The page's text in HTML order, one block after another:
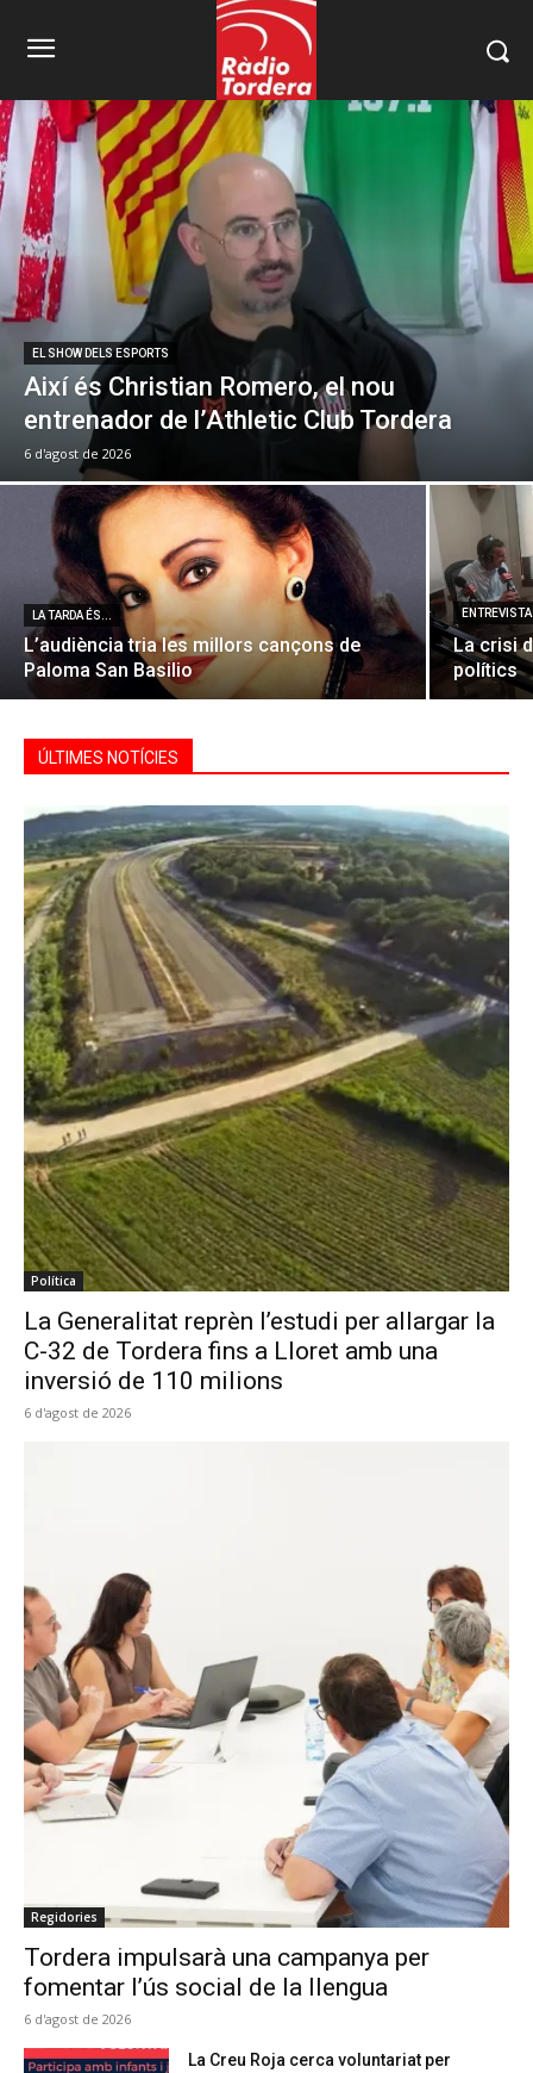
EL SHOW DELS ESPORTS
Així és Christian Romero, el nou
entrenador de l’Athletic Club Tordera
6 d'agost de 2026
LA TARDA ÉS...
L’audiència tria les millors cançons de
Paloma San Basilio
La crisi
polítics
ÚLTIMES NOTÍCIES
Política
La Generalitat reprèn l’estudi per allargar la
C-32 de Tordera fins a Lloret amb una
inversió de 110 milions
6 d'agost de 2026
Regidories
Tordera impulsarà una campanya per
fomentar l’ús social de la llengua
6 d'agost de 2026
La Creu Roja cerca voluntariat per